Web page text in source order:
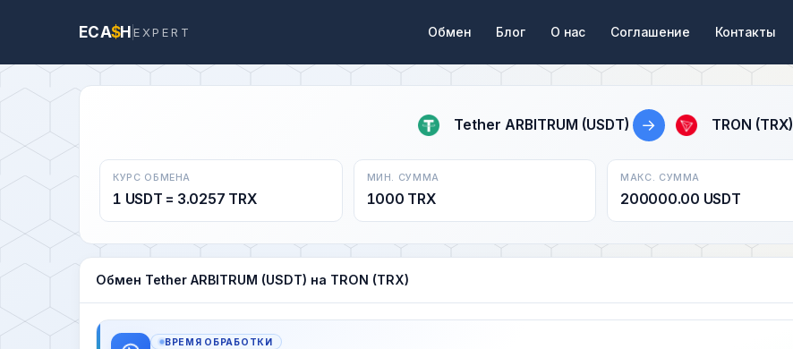
ECA$HEXPERT Обмен Блог О нас Соглашение Контакты
Tether ARBITRUM (USDT) → TRON (TRX)
КУРС ОБМЕНА
1 USDT = 3.0257 TRX
МИН. СУММА
1000 TRX
МАКС. СУММА
200000.00 USDT
Обмен Tether ARBITRUM (USDT) на TRON (TRX)
ВРЕМЯ ОБРАБОТКИ